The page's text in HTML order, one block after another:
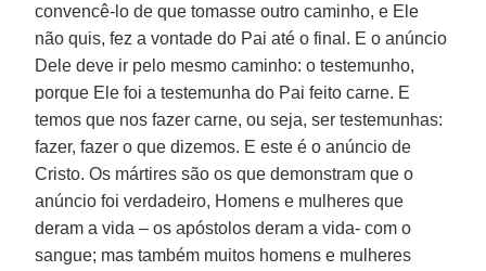
convencê-lo de que tomasse outro caminho, e Ele
não quis, fez a vontade do Pai até o final. E o anúncio
Dele deve ir pelo mesmo caminho: o testemunho,
porque Ele foi a testemunha do Pai feito carne. E
temos que nos fazer carne, ou seja, ser testemunhas:
fazer, fazer o que dizemos. E este é o anúncio de
Cristo. Os mártires são os que demonstram que o
anúncio foi verdadeiro, Homens e mulheres que
deram a vida – os apóstolos deram a vida- com o
sangue; mas também muitos homens e mulheres